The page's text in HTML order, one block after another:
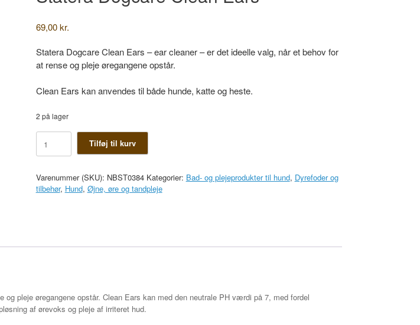
69,00kr.
Statera Dogcare Clean Ears – ear cleaner – er det ideelle valg, når et behov for
at rense og pleje øregangene opstår.
Clean Ears kan anvendes til både hunde, katte og heste.
2 på lager
Statera
Dogcare
Clean
antal
Tilføj til kurv
Varenummer (SKU): NBST0384 Kategorier: Bad- og plejeprodukter til hund, Dyrefoder og
tilbehør, Hund, Øjne, øre og tandpleje
pleje øregangene opstår. Clean Ears kan med den neutrale PH værdi på 7, med fordel
af ørevoks og pleje af irriteret hud.